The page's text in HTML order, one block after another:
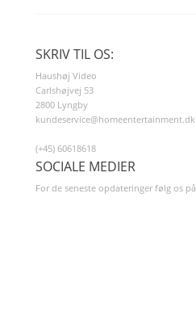
SKRIV TIL OS:
Haushøj Video
Carlshøjvej 53
2800 Lyngby
kundeservice@homeentertainment.dk
(+45) 60618618
SOCIALE MEDIER
For de seneste opdateringer følg os på